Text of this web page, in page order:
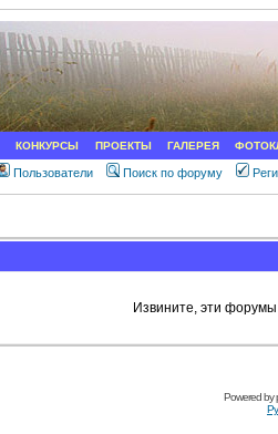
КОНКУРСЫ ПРОЕКТЫ ГАЛЕРЕЯ
Пользователи Поиск по форуму
Извините, эти
Powered by